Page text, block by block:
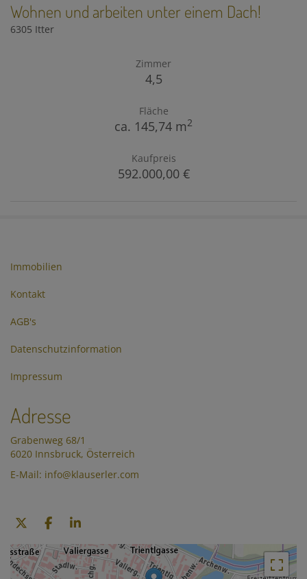
Wohnen und arbeiten unter einem Dach!
6305 Itter
Zimmer
4,5
Fläche
ca. 145,74 m2
Kaufpreis
592.000,00 €
Immobilien
Kontakt
AGB's
Datenschutzinformation
Impressum
Adresse
Grabenweg 68/1
6020 Innsbruck, Österreich
E-Mail: info@klauserler.com